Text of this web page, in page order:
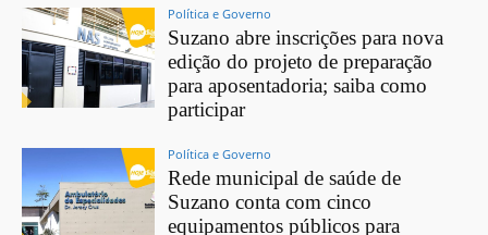
Política e Governo
Suzano abre inscrições para nova
edição do projeto de preparação
para aposentadoria; saiba como
participar
Política e Governo
Rede municipal de saúde de
Suzano conta com cinco
equipamentos públicos para